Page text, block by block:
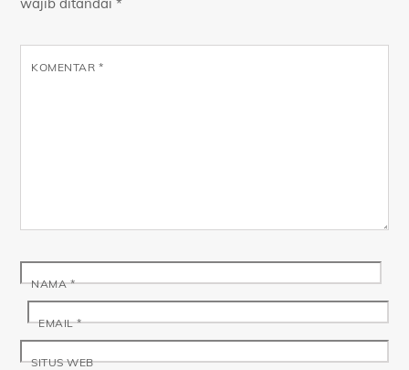
KOMENTAR *
NAMA*
EMAIL*
SITUS WEB